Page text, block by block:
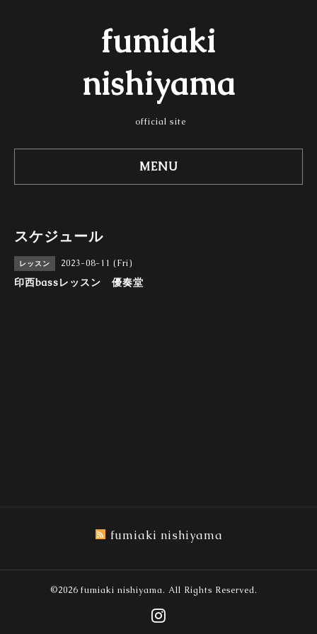
fumiaki
nishiyama
official site
MENU
スケジュール
レッスン 2023-08-11 (Fri)
印西bassレッスン 優奏堂
fumiaki nishiyama
©2026 fumiaki nishiyama. All Rights Reserved.